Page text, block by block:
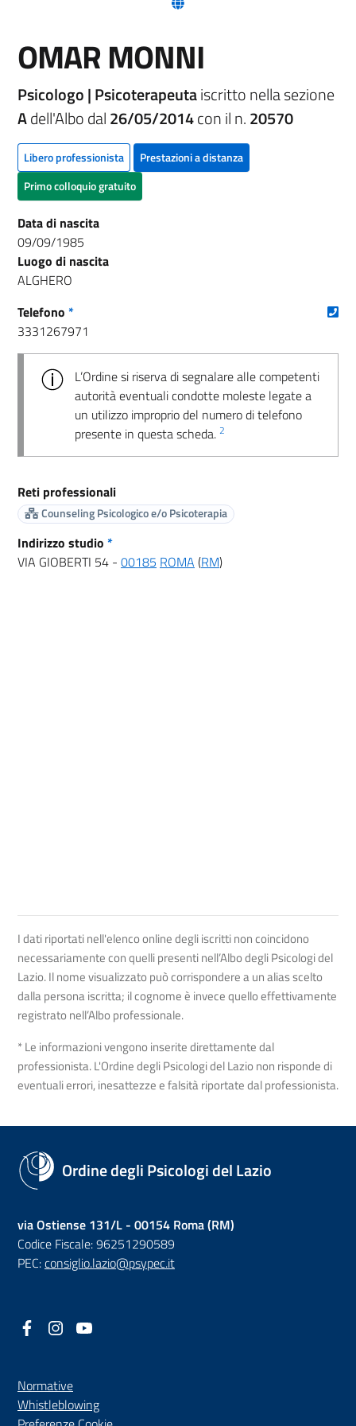
OMAR MONNI
Psicologo | Psicoterapeutaiscritto nella sezione
Adell'Albo dal26/05/2014con il n.20570
Libero professionista
Prestazioni a distanza
Primo colloquio gratuito
Data di nascita
09/09/1985
Luogo di nascita
ALGHERO
Telefono *
3331267971
L’Ordine si riserva di segnalare alle competenti
autorità eventuali condotte moleste legate a
un utilizzo improprio del numero di telefono
presente in questa scheda. 2
Reti professionali
Counseling Psicologico e/o Psicoterapia
Indirizzo studio *
VIA GIOBERTI 54 - 00185 ROMA (RM)
I dati riportati nell'elenco online degli iscritti non coincidono
necessariamente con quelli presenti nell’Albo degli Psicologi del
Lazio. Il nome visualizzato può corrispondere a un alias scelto
dalla persona iscritta; il cognome è invece quello effettivamente
registrato nell’Albo professionale.
* Le informazioni vengono inserite direttamente dal
professionista. L'Ordine degli Psicologi del Lazio non risponde di
eventuali errori, inesattezze e falsità riportate dal professionista.
Ordine degli Psicologi del Lazio
via Ostiense 131/L - 00154 Roma (RM)
Codice Fiscale: 96251290589
PEC:consiglio.lazio@psypec.it
Facebook
(nuova scheda - new tab)
Instagram
(nuova scheda - new tab)
Normative
Whistleblowing(nuova scheda - new tab)